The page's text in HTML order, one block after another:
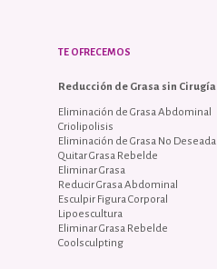
TE OFRECEMOS
Reducción de Grasa sin Cirugía
Eliminación de Grasa Abdominal
Criolipolisis
Eliminación de Grasa No Deseada
Quitar Grasa Rebelde
Eliminar Grasa
Reducir Grasa Abdominal
Esculpir Figura Corporal
Lipoescultura
Eliminar Grasa Rebelde
Coolsculpting